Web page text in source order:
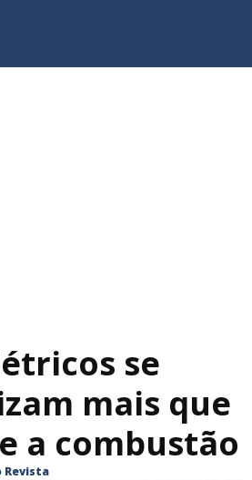
se
mais que
a combustão
Revista